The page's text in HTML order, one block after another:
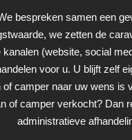
bespreken samen een
we zetten de
kanalen (website, social
voor u. U blijft zelf
of camper naar uw wens is
of camper verkocht? Dan
administratieve